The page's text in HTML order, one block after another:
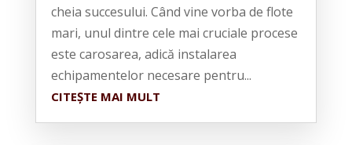
cheia succesului. Când vine vorba de flote
mari, unul dintre cele mai cruciale procese
este carosarea, adică instalarea
echipamentelor necesare pentru...
CITEȘTE MAI MULT